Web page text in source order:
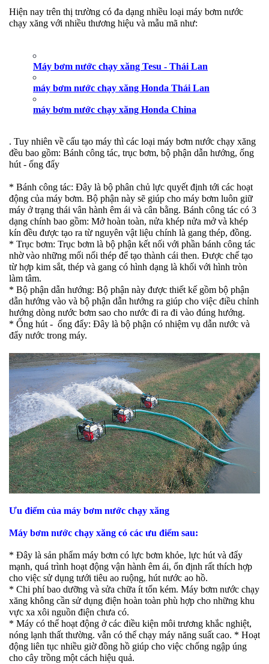
Hiện nay trên thị trường có đa dạng nhiều loại máy bơm nước
chạy xăng với nhiều thương hiệu và mẫu mã như:
Máy bơm nước chạy xăng Tesu - Thái Lan
máy bơm nước chạy xăng Honda Thái Lan
máy bơm nước chạy xăng Honda China
. Tuy nhiên về cấu tạo máy thì các loại máy bơm nước chạy xăng
đều bao gồm: Bánh công tác, trục bơm, bộ phận dẫn hướng, ống
hút - ống đẩy
* Bánh công tác: Đây là bộ phân chủ lực quyết định tới các hoạt
động của máy bơm. Bộ phận này sẽ giúp cho máy bơm luôn giữ
máy ở trạng thái vân hành êm ái và cân bằng. Bánh công tác có 3
dạng chính bao gồm: Mở hoàn toàn, nửa khép nửa mở và khép
kín đều được tạo ra từ nguyên vật liệu chính là gang thép, đồng.
* Trục bơm: Trục bơm là bộ phận kết nối với phần bánh công tác
nhờ vào những mối nối thép để tạo thành cái then. Được chế tạo
từ hợp kim sắt, thép và gang có hình dạng là khối với hình tròn
làm tâm.
* Bộ phận dẫn hướng: Bộ phận này được thiết kế gồm bộ phận
dẫn hướng vào và bộ phận dẫn hướng ra giúp cho việc điều chỉnh
hướng dòng nước bơm sao cho nước đi ra đi vào đúng hướng.
* Ống hút - ống đẩy: Đây là bộ phận có nhiệm vụ dẫn nước và
đẩy nước trong máy.
Ưu điểm của máy bơm nước chạy xăng
Máy bơm nước chạy xăng có các ưu điểm sau:
* Đây là sản phẩm máy bơm có lực bơm khỏe, lực hút và đẩy
mạnh, quá trình hoạt động vận hành êm ái, ổn định rất thích hợp
cho việc sử dụng tưới tiêu ao ruộng, hút nước ao hồ.
* Chi phí bao dưỡng và sửa chữa ít tốn kém. Máy bơm nước chạy
xăng không cần sử dụng điện hoàn toàn phù hợp cho những khu
vực xa xôi nguồn điện chưa có.
* Máy có thể hoạt động ở các điều kiện môi trương khắc nghiệt,
nóng lạnh thất thường. vẫn có thể chạy máy năng suất cao. * Hoạt
động liên tục nhiều giờ đồng hồ giúp cho việc chống ngập úng
cho cây trồng một cách hiệu quả.